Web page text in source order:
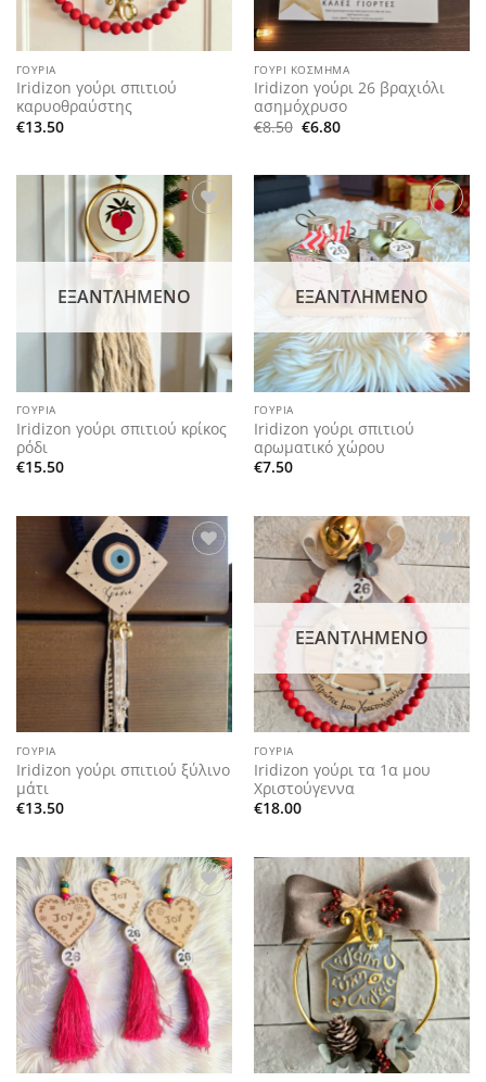
ΓΟΎΡΙΑ
Iridizon γούρι σπιτιού
καρυοθραύστης
€13.50
ΓΟΎΡΙ ΚΌΣΜΗΜΑ
Iridizon γούρι 26 βραχιόλι
ασημόχρυσο
€8.50 Original
price
€6.80Η
€6.80.
wishlist
ΕΞΑΝΤΛΗΜΈΝΟ
ΓΟΎΡΙΑ
Iridizon γούρι σπιτιού κρίκος
ρόδι
€15.50
Add to
wishlist
ΕΞΑΝΤΛΗΜΈΝΟ
ΓΟΎΡΙΑ
Iridizon γούρι σπιτιού
αρωματικό χώρου
€7.50
ΓΟΎΡΙΑ
Iridizon γούρι σπιτιού ξύλινο
μάτι
€13.50
Add to
wishlist
ΕΞΑΝΤΛΗΜΈΝΟ
ΓΟΎΡΙΑ
Iridizon γούρι τα 1α μου
Χριστούγεννα
€18.00
Add to
wishlist
Add to
wishlist